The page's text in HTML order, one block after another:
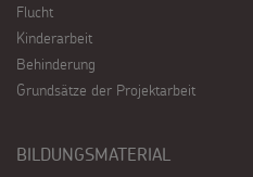
Flucht
Kinderarbeit
Behinderung
Grundsätze der Projektarbeit
BILDUNGSMATERIAL